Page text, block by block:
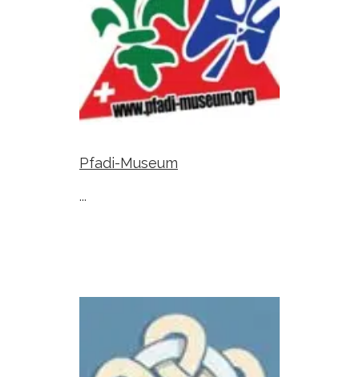
Pfadi-Museum
...